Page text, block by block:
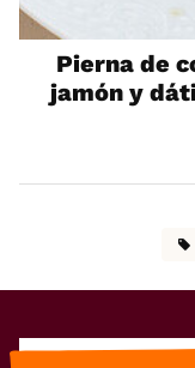
Pierna de
jamón y